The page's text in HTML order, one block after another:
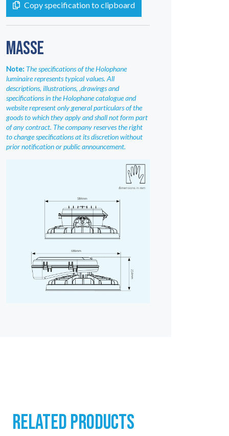
INFO
KONTAKT
Copy specification to clipboard
MASSE
Note: The specifications of the Holophane
luminaire represents typical values. All
descriptions, illustrations, ,drawings and
specifications in the Holophane catalogue and
website represent only general particulars of the
goods to which they apply and shall not form part
of any contract. The company reserves the right
to change specifications at its discretion without
prior notification or public announcement.
RELATED PRODUCTS